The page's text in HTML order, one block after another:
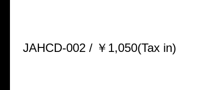
JAHCD-002 / ￥1,050(Tax in)